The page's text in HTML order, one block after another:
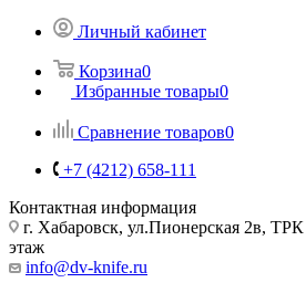
Личный кабинет
Корзина0
Избранные товары0
Сравнение товаров0
+7 (4212) 658-111
Контактная информация
г. Хабаровск, ул.Пионерская 2в,
этаж
info@dv-knife.ru